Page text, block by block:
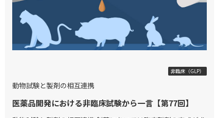
非臨床（GLP）
動物試験と製剤の相互連携
医薬品開発における非臨床試験から一言【第77回】